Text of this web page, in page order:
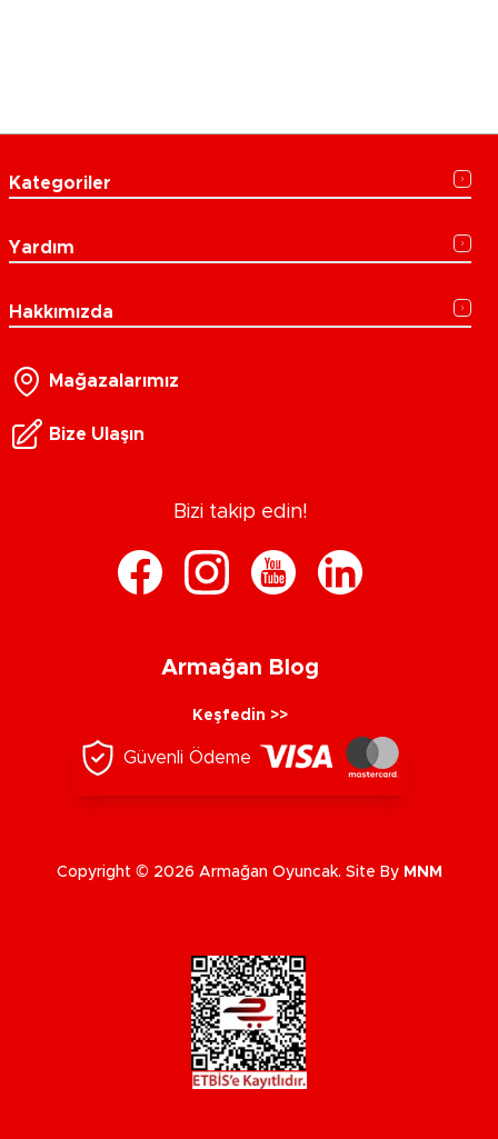
Kategoriler
Yardım
Hakkımızda
Mağazalarımız
Bize Ulaşın
Bizi takip edin!
Armağan Blog
Keşfedin >>
Güvenli Ödeme
Copyright © 2026 Armağan Oyuncak. Site By MNM